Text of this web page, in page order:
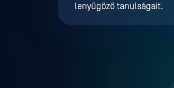
lenyűgöző tanulságait.